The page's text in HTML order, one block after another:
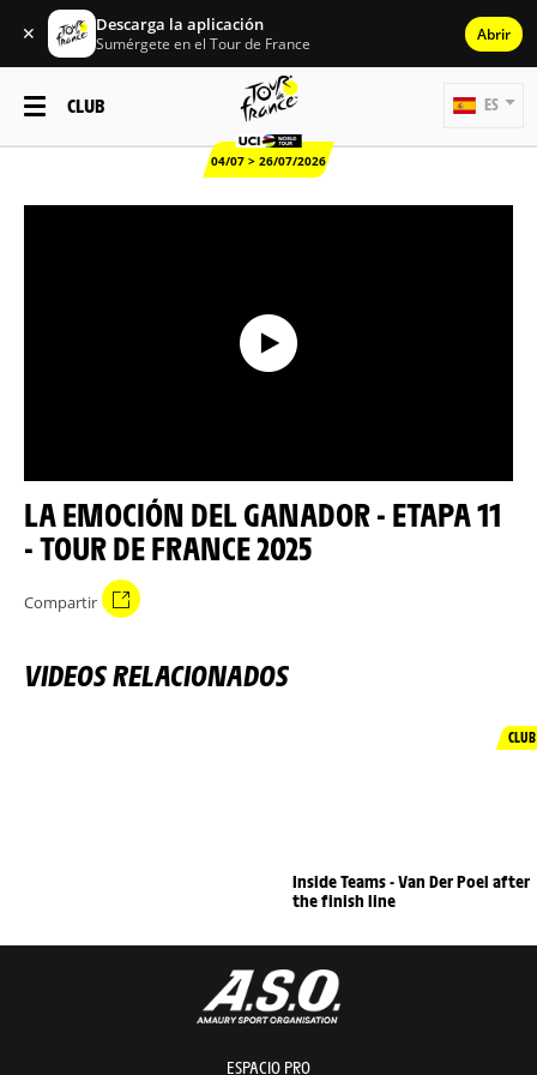
✕ Descarga la aplicación
Sumérgete en el Tour de France Abrir
CLUB
04/07 > 26/07/2026
ES
LA EMOCIÓN DEL GANADOR - ETAPA 11
- TOUR DE FRANCE 2025
Compartir
VIDEOS RELACIONADOS
CLUB
Inside Teams - Van Der Poel after
the finish line
ESPACIO PRO